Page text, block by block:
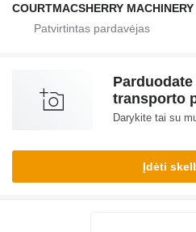
COURTMACSHERRY
transporto
Darykite tai su
Įdėti